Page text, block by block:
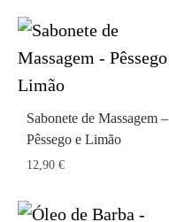
Sabonete de Massagem –
Pêssego e Limão
12,90 €